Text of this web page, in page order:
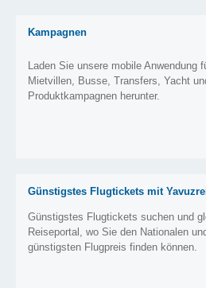
Kampagnen
Laden Sie unsere mobile Anwendung
Mietvillen, Busse, Transfers, Yacht
Produktkampagnen herunter.
Günstigstes Flugtickets mit
Günstigstes Flugtickets suchen und
Reiseportal, wo Sie den Nationalen
günstigsten Flugpreis finden können.